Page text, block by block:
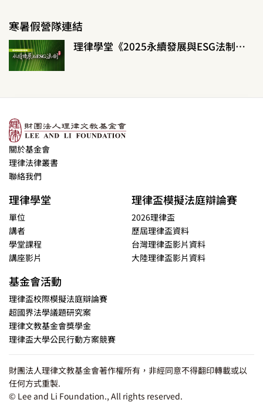
寒暑假營隊連結
理律學堂《2025永續發展與ESG法制暑假營隊》
關於基金會
理律法律叢書
聯絡我們
理律學堂
單位
講者
學堂課程
講座影片
理律盃模擬法庭辯論賽
2026理律盃
歷屆理律盃資料
台灣理律盃影片資料
大陸理律盃影片資料
基金會活動
理律盃校際模擬法庭辯論賽
超國界法學議題研究案
理律文教基金會獎學金
理律盃大學公民行動方案競賽
財團法人理律文教基金會著作權所有，非經同意不得翻印轉載或以
任何方式重製.
© Lee and Li Foundation., All rights reserved.